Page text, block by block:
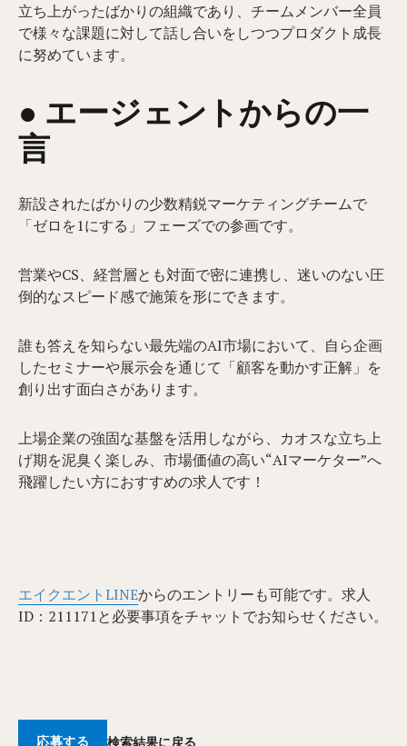
立ち上がったばかりの組織であり、チームメンバー全員
で様々な課題に対して話し合いをしつつプロダクト成長
に努めています。
● エージェントからの一
言
新設されたばかりの少数精鋭マーケティングチームで
「ゼロを1にする」フェーズでの参画です。
営業やCS、経営層とも対面で密に連携し、迷いのない圧
倒的なスピード感で施策を形にできます。
誰も答えを知らない最先端のAI市場において、自ら企画
したセミナーや展示会を通じて「顧客を動かす正解」を
創り出す面白さがあります。
上場企業の強固な基盤を活用しながら、カオスな立ち上
げ期を泥臭く楽しみ、市場価値の高い“AIマーケター”へ
飛躍したい方におすすめの求人です！
エイクエントLINEからのエントリーも可能です。求人
ID：211171と必要事項をチャットでお知らせください。
応募する